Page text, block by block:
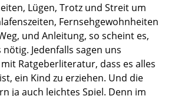
Lügen, Trotz und Streit um
Fernsehgewohnheiten
und Anleitung, so scheint es,
Jedenfalls sagen uns
Ratgeberliteratur, dass es alles
ein Kind zu erziehen. Und die
ja auch leichtes Spiel. Denn im